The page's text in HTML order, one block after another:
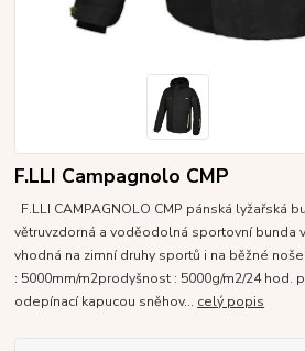
F.LLI Campagnolo CMP
F.LLI CAMPAGNOLO CMP pánská lyžařská
větruvzdorná a voděodolná sportovní bunda
vhodná na zimní druhy sportů i na běžné
: 5000mm/m2prodyšnost : 5000g/m2/24 hod.
odepínací kapucou sněhov... celý popis